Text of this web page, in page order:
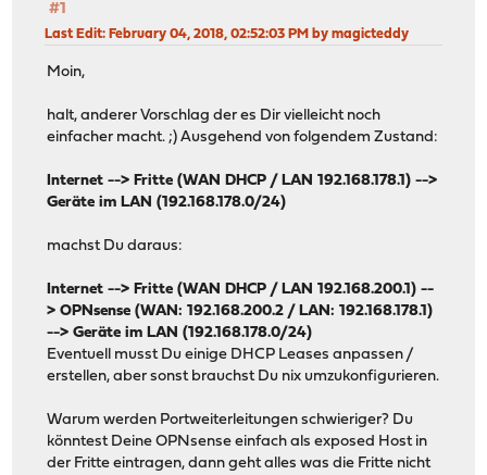
#1
Last Edit: February 04, 2018, 02:52:03 PM by magicteddy
Moin,
halt, anderer Vorschlag der es Dir vielleicht noch
einfacher macht. ;) Ausgehend von folgendem Zustand:
Internet --> Fritte (WAN DHCP / LAN 192.168.178.1) -->
Geräte im LAN (192.168.178.0/24)
machst Du daraus:
Internet --> Fritte (WAN DHCP / LAN 192.168.200.1) --
> OPNsense (WAN: 192.168.200.2 / LAN: 192.168.178.1)
--> Geräte im LAN (192.168.178.0/24)
Eventuell musst Du einige DHCP Leases anpassen /
erstellen, aber sonst brauchst Du nix umzukonfigurieren.
Warum werden Portweiterleitungen schwieriger? Du
könntest Deine OPNsense einfach als exposed Host in
der Fritte eintragen, dann geht alles was die Fritte nicht